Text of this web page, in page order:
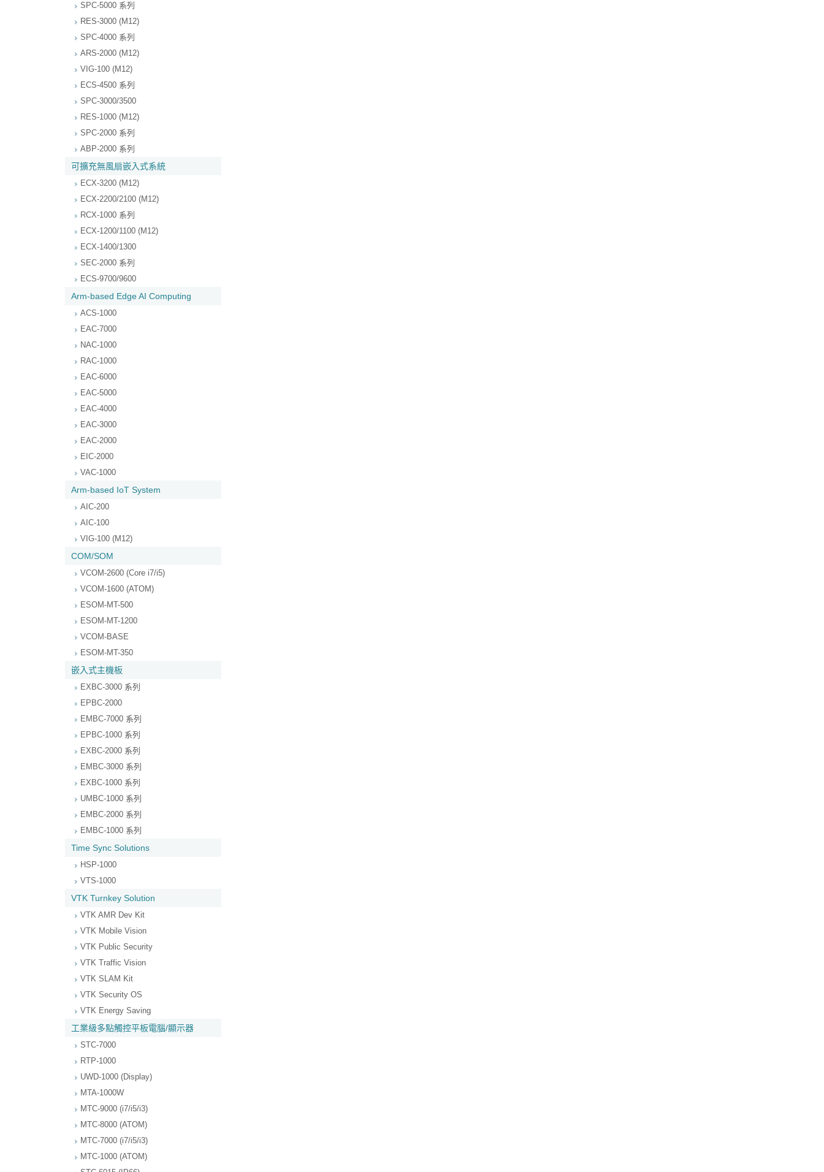
SPC-5000 系列
RES-3000 (M12)
SPC-4000 系列
ARS-2000 (M12)
VIG-100 (M12)
ECS-4500 系列
SPC-3000/3500
RES-1000 (M12)
SPC-2000 系列
ABP-2000 系列
可擴充無風扇嵌入式系統
ECX-3200 (M12)
ECX-2200/2100 (M12)
RCX-1000 系列
ECX-1200/1100 (M12)
ECX-1400/1300
SEC-2000 系列
ECS-9700/9600
Arm-based Edge AI Computing
ACS-1000
EAC-7000
NAC-1000
RAC-1000
EAC-6000
EAC-5000
EAC-4000
EAC-3000
EAC-2000
EIC-2000
VAC-1000
Arm-based IoT System
AIC-200
AIC-100
VIG-100 (M12)
COM/SOM
VCOM-2600 (Core i7/i5)
VCOM-1600 (ATOM)
ESOM-MT-500
ESOM-MT-1200
VCOM-BASE
ESOM-MT-350
嵌入式主機板
EXBC-3000 系列
EPBC-2000
EMBC-7000 系列
EPBC-1000 系列
EXBC-2000 系列
EMBC-3000 系列
EXBC-1000 系列
UMBC-1000 系列
EMBC-2000 系列
EMBC-1000 系列
Time Sync Solutions
HSP-1000
VTS-1000
VTK Turnkey Solution
VTK AMR Dev Kit
VTK Mobile Vision
VTK Public Security
VTK Traffic Vision
VTK SLAM Kit
VTK Security OS
VTK Energy Saving
工業級多點觸控平板電腦/顯示器
STC-7000
RTP-1000
UWD-1000 (Display)
MTA-1000W
MTC-9000 (i7/i5/i3)
MTC-8000 (ATOM)
MTC-7000 (i7/i5/i3)
MTC-1000 (ATOM)